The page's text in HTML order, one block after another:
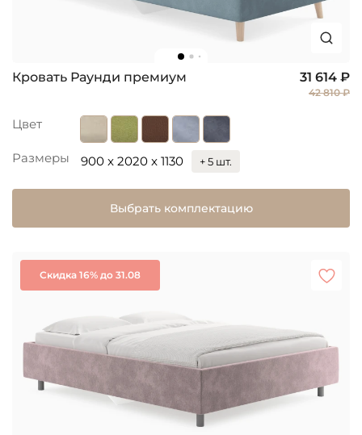
Кровать Раунди премиум 31 614 ₽
42 810 ₽
Цвет
Размеры 900 x 2020 x 1130 + 5 шт.
Выбрать комплектацию
Скидка 16% до 31.08